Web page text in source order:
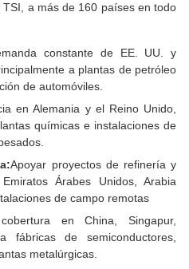
a más de 160 países en todo
constante de EE. UU. y
a plantas de petróleo
de automóviles.
en Alemania y el Reino Unido,
químicas e instalaciones de
Apoyar proyectos de refinería y
Árabes Unidos, Arabia
de campo remotas
en China, Singapur,
fábricas de semiconductores,
metalúrgicas.